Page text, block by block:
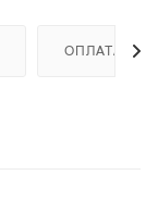
ОПЛАТА